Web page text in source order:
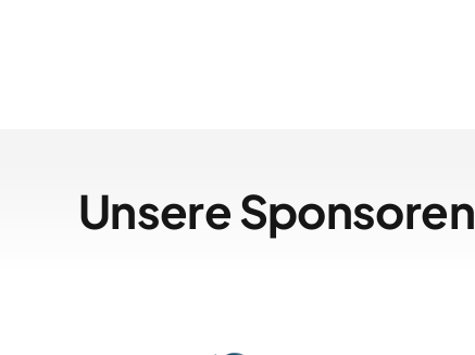
Unsere Sponsoren